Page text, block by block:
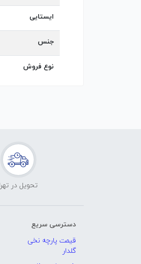
ایستایی
جنس
نوع فروش
تحویل در
دسترسی سریع
قیمت پارچه نخی
گلدار